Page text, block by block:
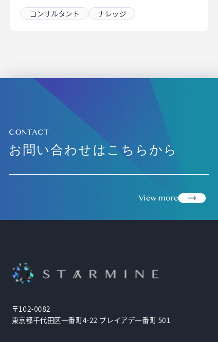
コンサルタント ナレッジ
CONTACT
お問い合わせはこちらから
view more
〒102-0082
東京都千代田区一番町4-22 プレイアデ一番町 501